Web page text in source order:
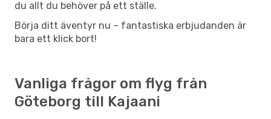
du allt du behöver på ett ställe.
Börja ditt äventyr nu – fantastiska erbjudanden är
bara ett klick bort!
Vanliga frågor om flyg från
Göteborg till Kajaani